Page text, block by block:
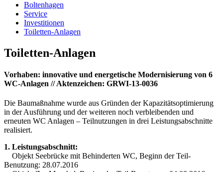
Boltenhagen
Service
Investitionen
Toiletten-Anlagen
Toiletten-Anlagen
Vorhaben: innovative und energetische Modernisierung von 6
WC-Anlagen // Aktenzeichen: GRWI-13-0036
Die Baumaßnahme wurde aus Gründen der Kapazitätsoptimierung
in der Ausführung und der weiteren noch verbleibenden und
erneuten WC Anlagen – Teilnutzungen in drei Leistungsabschnitte
realisiert.
1. Leistungsabschnitt:
Objekt Seebrücke mit Behinderten WC, Beginn der Teil-
Benutzung: 28.07.2016